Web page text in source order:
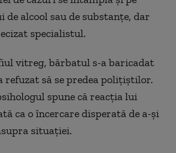
alcool sau de substanțe, dar
specialistul.
vitreg, bărbatul s-a baricadat
refuzat să se predea polițiștilor.
spune că reacția lui
ca o încercare disperată de a-și
situației.